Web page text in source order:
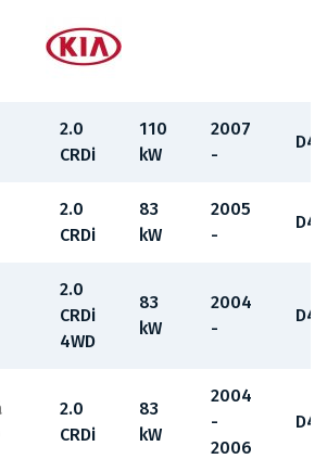
2.0
CRDi
110
kW
2007
-
2.0
CRDi
83
kW
2005
-
2.0
CRDi
4WD
83
kW
2004
-
2.0
CRDi
83
kW
2004
-
2006